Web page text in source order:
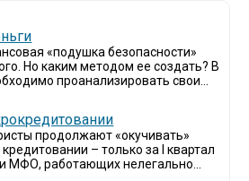
«подушка безопасности»
Но каким методом ее создать? В
проанализировать свои...
продолжают «окучивать»
– только за I квартал
МФО, работающих нелегально...